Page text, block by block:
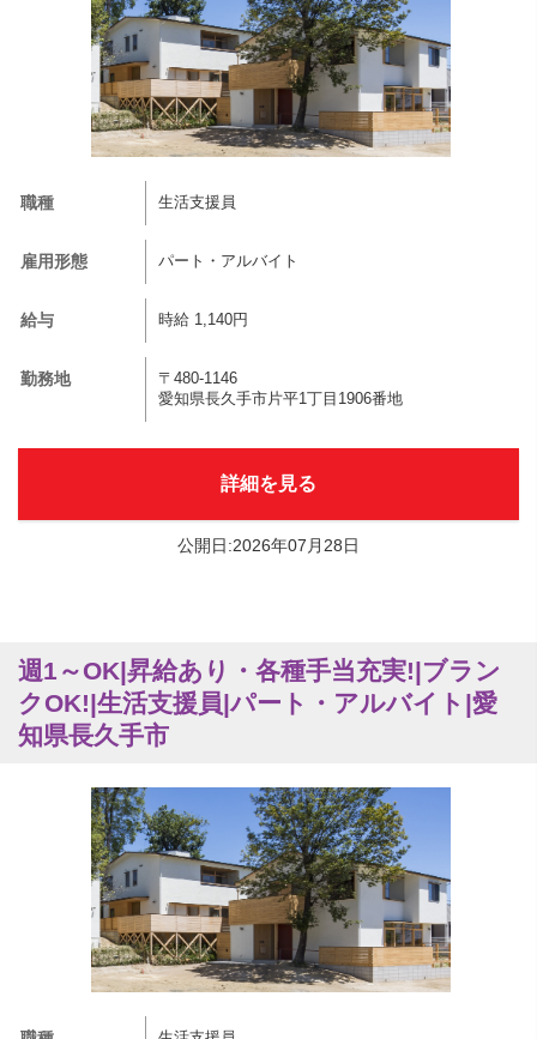
職種 生活支援員
雇用形態 パート・アルバイト
給与 時給 1,140円
勤務地
〒480-1146
愛知県長久手市片平1丁目1906番地
詳細を見る
公開日:2026年07月28日
週1～OK|昇給あり・各種手当充実!|ブラン
クOK!|生活支援員|パート・アルバイト|愛
知県長久手市